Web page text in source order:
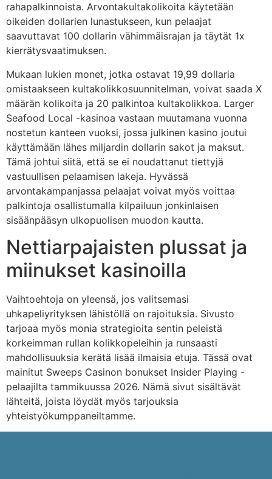
rahapalkinnoista. Arvontakultakolikoita käytetään
oikeiden dollarien lunastukseen, kun pelaajat
saavuttavat 100 dollarin vähimmäisrajan ja täytät 1x
kierrätysvaatimuksen.
Mukaan lukien monet, jotka ostavat 19,99 dollaria
omistaakseen kultakolikkosuunnitelman, voivat saada X
määrän kolikoita ja 20 palkintoa kultakolikkoa. Larger
Seafood Local -kasinoa vastaan ​​​​muutamana vuonna
nostetun kanteen vuoksi, jossa julkinen kasino joutui
käyttämään lähes miljardin dollarin sakot ja maksut.
Tämä johtui siitä, että se ei noudattanut tiettyjä
vastuullisen pelaamisen lakeja. Hyvässä
arvontakampanjassa pelaajat voivat myös voittaa
palkintoja osallistumalla kilpailuun jonkinlaisen
sisäänpääsyn ulkopuolisen muodon kautta.
Nettiarpajaisten plussat ja
miinukset kasinoilla
Vaihtoehtoja on yleensä, jos valitsemasi
uhkapeliyrityksen lähistöllä on rajoituksia. Sivusto
tarjoaa myös monia strategioita sentin peleistä
korkeimman rullan kolikkopeleihin ja runsaasti
mahdollisuuksia kerätä lisää ilmaisia ​​etuja. Tässä ovat
mainitut Sweeps Casinon bonukset Insider Playing -
pelaajilta tammikuussa 2026. Nämä sivut sisältävät
lähteitä, joista löydät myös tarjouksia
yhteistyökumppaneiltamme.